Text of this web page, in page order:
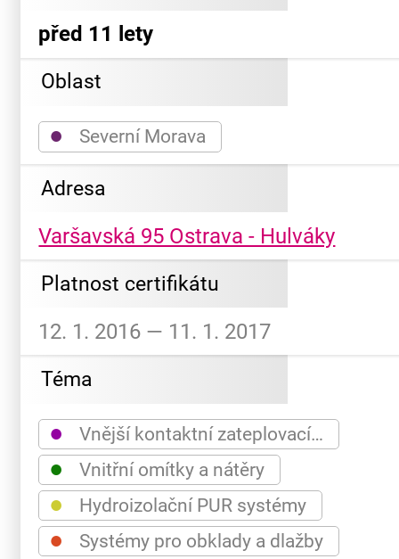
před 11 lety
Oblast
● Severní Morava
Adresa
Varšavská 95 Ostrava - Hulváky
Platnost certifikátu
12. 1. 2016 — 11. 1. 2017
Téma
● Vnější kontaktní zateplovací…
● Vnitřní omítky a nátěry
● Hydroizolační PUR systémy
● Systémy pro obklady a dlažby